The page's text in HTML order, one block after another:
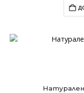
Натурален